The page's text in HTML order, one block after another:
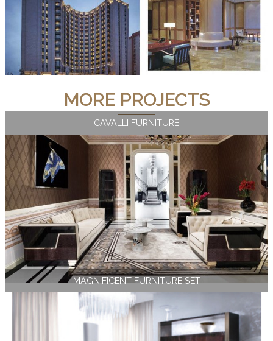
MORE PROJECTS
CAVALLI FURNITURE
MAGNIFICENT FURNITURE SET